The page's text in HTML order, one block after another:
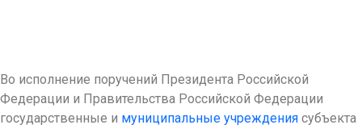
Во исполнение поручений Президента Российской
Федерации и Правительства Российской Федерации
государственные и муниципальные учреждения субъекта